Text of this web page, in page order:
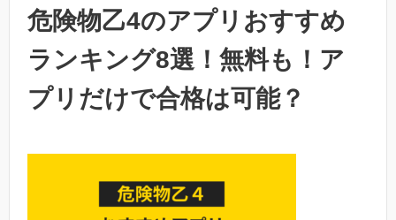
危険物乙4のアプリおすすめ
ランキング8選！無料も！ア
プリだけで合格は可能？